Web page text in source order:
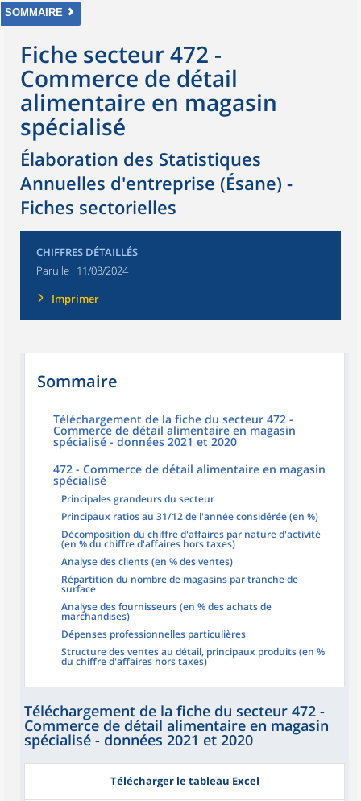
SOMMAIRE
Fiche secteur 472 -
Commerce de détail
alimentaire en magasin
spécialisé
Élaboration des Statistiques
Annuelles d'entreprise (Ésane) -
Fiches sectorielles
CHIFFRES DÉTAILLÉS
Paru le : 11/03/2024
Imprimer
Sommaire
Téléchargement de la fiche du secteur 472 -
Commerce de détail alimentaire en magasin
spécialisé - données 2021 et 2020
472 - Commerce de détail alimentaire en magasin
spécialisé
Principales grandeurs du secteur
Principaux ratios au 31/12 de l'année considérée (en %)
Décomposition du chiffre d'affaires par nature d'activité
(en % du chiffre d'affaires hors taxes)
Analyse des clients (en % des ventes)
Répartition du nombre de magasins par tranche de
surface
Analyse des fournisseurs (en % des achats de
marchandises)
Dépenses professionnelles particulières
Structure des ventes au détail, principaux produits (en %
du chiffre d'affaires hors taxes)
Téléchargement de la fiche du secteur 472 -
Commerce de détail alimentaire en magasin
spécialisé - données 2021 et 2020
Télécharger le tableau Excel